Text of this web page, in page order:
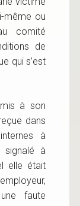
même ou
comité
de
qui s’est
à son
dans
à
signalé à
elle était
faute